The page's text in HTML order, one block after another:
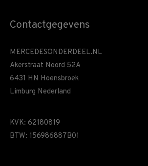
Contactgegevens
MERCEDESONDERDEEL.NL
Akerstraat Noord 52A
6431 HN Hoensbroek
Limburg Nederland
KVK: 62180819
BTW: 156986887B01